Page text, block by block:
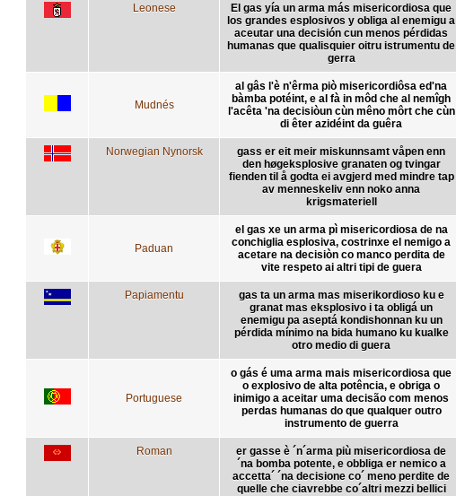
Leonese
El gas yía un arma más misericordiosa que
los grandes esplosivos y obliga al enemigu a
aceutar una decisión cun menos pérdidas
humanas que qualisquier oitru istrumentu de
gerra
Mudnés
al gâs l'è n'êrma piò misericordiôsa ed'na
bàmba potéint, e al fà in môd che al nemîgh
l'acêta 'na decisiòun cùn mêno môrt che cùn
di êter azidéint da guêra
Norwegian Nynorsk
gass er eit meir miskunnsamt våpen enn
den høgeksplosive granaten og tvingar
fienden til å godta ei avgjerd med mindre tap
av menneskeliv enn noko anna
krigsmateriell
Paduan
el gas xe un arma pì misericordiosa de na
conchiglia esplosiva, costrinxe el nemigo a
acetare na decisiòn co manco perdita de
vite respeto ai altri tipi de guera
Papiamentu
gas ta un arma mas miserikordioso ku e
granat mas eksplosivo i ta obligá un
enemigu pa aseptá kondishonnan ku un
pérdida mínimo na bida humano ku kualke
otro medio di guera
Portuguese
o gás é uma arma mais misericordiosa que
o explosivo de alta potência, e obriga o
inimigo a aceitar uma decisão com menos
perdas humanas do que qualquer outro
instrumento de guerra
Roman
er gasse è ´n´arma più misericordiosa de
´na bomba potente, e obbliga er nemico a
accetta´ ´na decisione co´ meno perdite de
quelle che ciavrebbe co´altri mezzi bellici